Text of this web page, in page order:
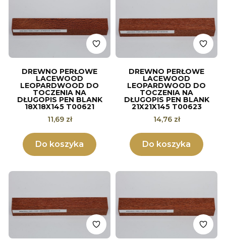
DREWNO PERŁOWE
LACEWOOD
LEOPARDWOOD DO
TOCZENIA NA
DŁUGOPIS PEN BLANK
18X18X145 T00621
Cena
11,69 zł
Do koszyka
DREWNO PERŁOWE
LACEWOOD
LEOPARDWOOD DO
TOCZENIA NA
DŁUGOPIS PEN BLANK
21X21X145 T00623
Cena
14,76 zł
Do koszyka